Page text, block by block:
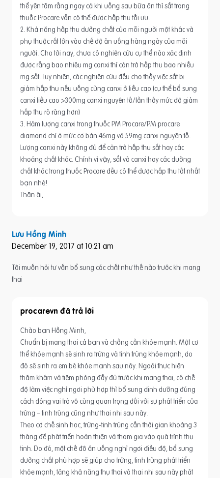
thể yên tâm rằng ngay cả khi uống sau bữa ăn thì sắt trong
thuốc Procare vẫn có thể được hấp thu tối ưu.
2. Khả năng hấp thu dưỡng chất của mỗi người một khác và
phụ thuộc rất lớn vào chế độ ăn uống hàng ngày của mỗi
người. Cho tới nay, chưa có nghiên cứu cụ thể nào xác định
được rằng bao nhiêu mg canxi thì cản trở hấp thu bao nhiều
mg sắt. Tuy nhiên, các nghiên cứu đều cho thấy việc sắt bị
giảm hấp thu nếu uống cùng canxi ở liều cao (cụ thể bổ sung
canxi liều cao >300mg canxi nguyên tố/lần thấy mức độ giảm
hấp thu rõ ràng hơn)
3. Hàm lượng canxi trong thuốc PM Procare/PM procare
diamond chỉ ở mức cơ bản 46mg và 59mg canxi nguyên tố.
Lượng canxi này không đủ để cản trở hấp thu sắt hay các
khoáng chất khác. Chính vì vậy, sắt và canxi hay các dưỡng
chất khác trong thuốc Procare đều có thể được hấp thu tốt nhất
bạn nhé!
Thân ái,
Lưu Hồng Minh
December 19, 2017 at 10:21 am
Tôi muốn hỏi tư vấn bổ sung các chất như thế nào trước khi mang
thai
procarevn
Chào bạn Hồng Minh,
Chuẩn bị mang thai cả bạn và chồng cần khỏe mạnh. Một cơ
thể khỏe mạnh sẽ sinh ra trứng và tinh trùng khỏe mạnh, do
đó sẽ sinh ra em bé khỏe mạnh sau này. Ngoài thực hiện
thăm khám và tiêm phòng đầy đủ trước khi mang thai, có chế
độ làm việc nghỉ ngơi phù hợp thì bổ sung dinh dưỡng đúng
cách đóng vai trò vô cùng quan trọng đối với sự phát triển của
trứng – tinh trùng cũng như thai nhi sau này.
Theo cơ chế sinh học, trứng-tinh trùng cần thời gian khoảng 3
tháng để phát triển hoàn thiện và tham gia vào quá trình thụ
tinh. Do đó, một chế đô ăn uống nghỉ ngơi điều độ, bổ sung
dưỡng chất phù hợp sẽ giúp cho trứng, tinh trùng phát triển
khỏe mạnh, tăng khả năng thụ thai và thai nhi sau này phát